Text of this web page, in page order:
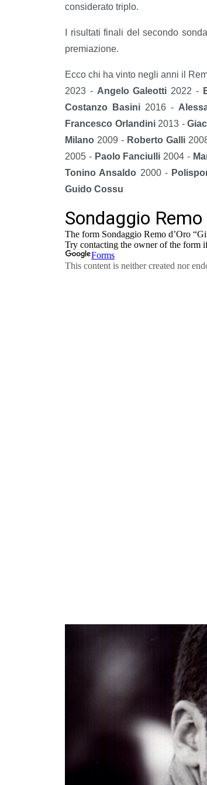
considerato triplo.
I risultati finali del secondo
premiazione.
Ecco chi ha vinto negli anni il
2023 - Angelo Galeotti2022 -
Costanzo Basini 2016 -
Francesco Orlandini2013 -
Milano 2009 - Roberto Galli
2005 - Paolo Fanciulli 2004 -
Tonino Ansaldo 2000 -
Guido Cossu